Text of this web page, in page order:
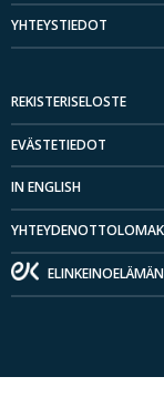
YHTEYSTIEDOT
REKISTERISELOSTE
EVÄSTETIEDOT
IN ENGLISH